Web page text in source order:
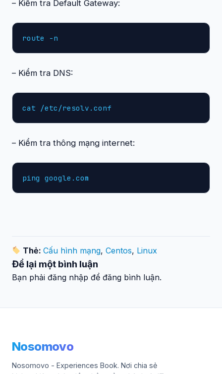
– Kiểm tra Default Gateway:
route -n
– Kiểm tra DNS:
cat /etc/resolv.conf
– Kiểm tra thông mạng internet:
ping google.com
Thẻ:Cấu hình mạng,Centos, Linux
Để lại một bình luận
Bạn phải đăng nhập để đăng bình luận.
Nosomovo
Nosomovo - Experiences Book. Nơi chia sẻ